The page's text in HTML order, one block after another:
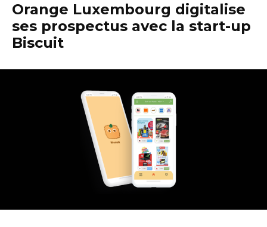
Orange Luxembourg digitalise
ses prospectus avec la start-up
Biscuit